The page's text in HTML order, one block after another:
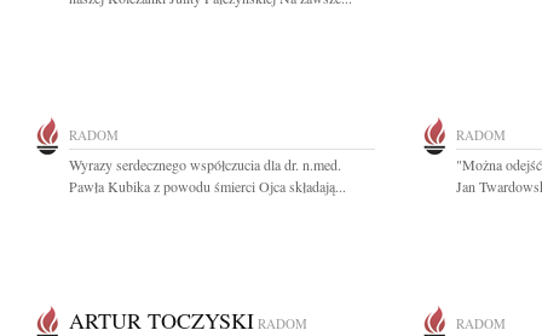
RADOM
Wyrazy serdecznego współczucia dla dr. n.med.
Pawła Kubika z powodu śmierci Ojca składają...
RADOM
"Można
Jan
ARTUR TOCZYSKI RADOM RADOM